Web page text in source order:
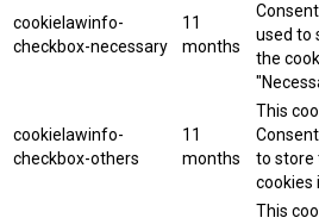
cookielawinfo-
checkbox-necessary
11
months
used to
the
cookielawinfo-
checkbox-others
11
months
This
to store
cookies
This